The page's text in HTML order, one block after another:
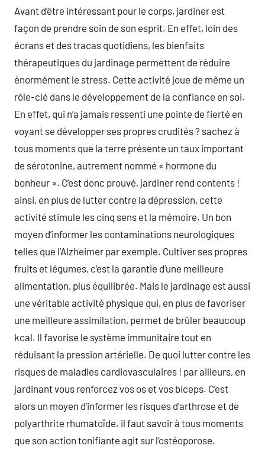
Avant d’être intéressant pour le corps, jardiner est
façon de prendre soin de son esprit. En effet, loin des
écrans et des tracas quotidiens, les bienfaits
thérapeutiques du jardinage permettent de réduire
énormément le stress. Cette activité joue de même un
rôle-clé dans le développement de la confiance en soi.
En effet, qui n’a jamais ressenti une pointe de fierté en
voyant se développer ses propres crudités ? sachez à
tous moments que la terre présente un taux important
de sérotonine, autrement nommé « hormone du
bonheur ». C’est donc prouvé, jardiner rend contents !
ainsi, en plus de lutter contre la dépression, cette
activité stimule les cinq sens et la mémoire. Un bon
moyen d’informer les contaminations neurologiques
telles que l’Alzheimer par exemple. Cultiver ses propres
fruits et légumes, c’est la garantie d’une meilleure
alimentation, plus équilibrée. Mais le jardinage est aussi
une véritable activité physique qui, en plus de favoriser
une meilleure assimilation, permet de brûler beaucoup
kcal. Il favorise le système immunitaire tout en
réduisant la pression artérielle. De quoi lutter contre les
risques de maladies cardiovasculaires ! par ailleurs, en
jardinant vous renforcez vos os et vos biceps. C’est
alors un moyen d’informer les risques d’arthrose et de
polyarthrite rhumatoïde. il faut savoir à tous moments
que son action tonifiante agit sur l’ostéoporose.